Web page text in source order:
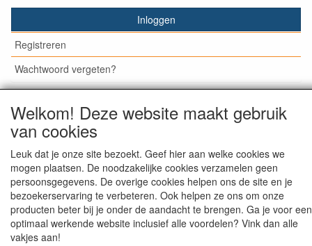
Inloggen
Registreren
Wachtwoord vergeten?
© Medisan Trading | Alblasserdam. Alle genoemde prijzen
zijn inclusief BTW en exclusief
verzendkosten , tenzij anders
staat aangegeven.
Welkom! Deze website maakt gebruik
van cookies
Leuk dat je onze site bezoekt. Geef hier aan welke cookies we
mogen plaatsen. De noodzakelijke cookies verzamelen geen
persoonsgegevens. De overige cookies helpen ons de site en je
bezoekerservaring te verbeteren. Ook helpen ze ons om onze
producten beter bij je onder de aandacht te brengen. Ga je voor een
optimaal werkende website inclusief alle voordelen? Vink dan alle
vakjes aan!